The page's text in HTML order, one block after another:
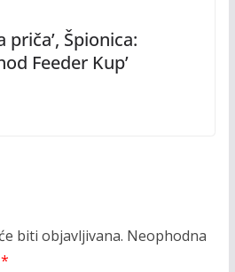
priča’, Špionica:
Feeder Kup’
biti objavljivana. Neophodna
*